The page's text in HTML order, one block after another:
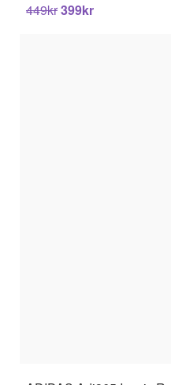
449kr399kr